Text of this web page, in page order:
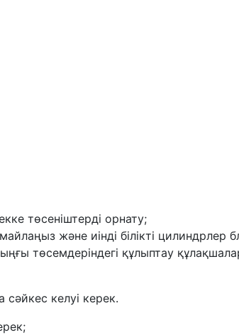
төсеніштерді орнату;
және иінді білікті цилиндрлер
төсемдеріндегі құлыптау
келуі керек.